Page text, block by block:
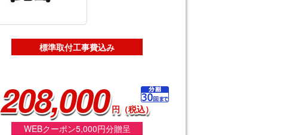
標準取付工事費込み
208,000 円（税込）
WEBクーポン5,000円分贈呈